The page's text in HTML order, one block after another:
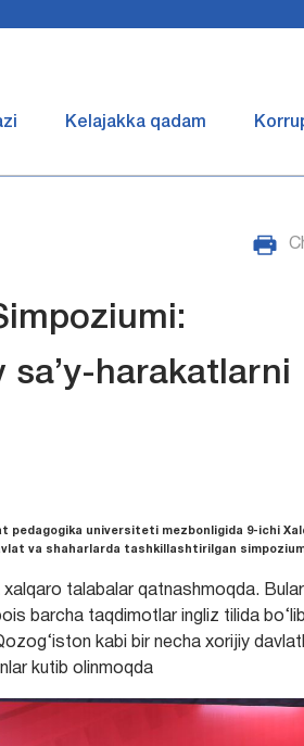
Kelajakka qadam
harakatlarni
pedagogika universiteti mezbonligida 9-ichi
va shaharlarda tashkillashtirilgan
talabalar qatnashmoqda.
barcha taqdimotlar ingliz tilida bo‘lib
kabi bir necha xorijiy
kutib olinmoqda